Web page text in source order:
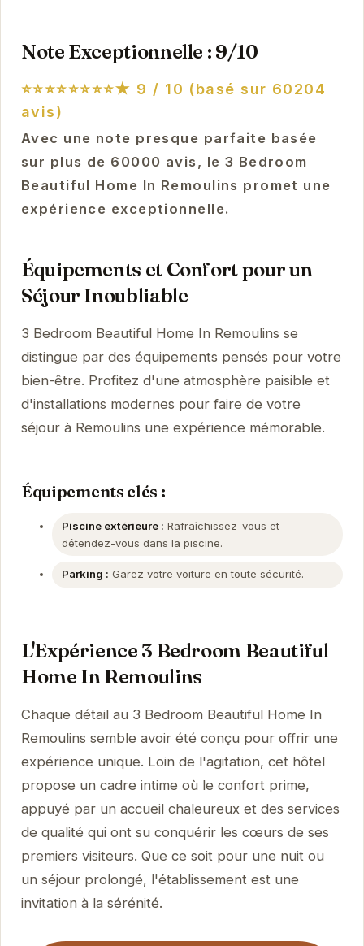
Note Exceptionnelle : 9/10
⭐⭐⭐⭐⭐⭐⭐⭐★ 9 / 10 (basé sur 60204
avis)
Avec une note presque parfaite basée
sur plus de 60000 avis, le 3 Bedroom
Beautiful Home In Remoulins promet une
expérience exceptionnelle.
Équipements et Confort pour un
Séjour Inoubliable
3 Bedroom Beautiful Home In Remoulins se
distingue par des équipements pensés pour votre
bien-être. Profitez d'une atmosphère paisible et
d'installations modernes pour faire de votre
séjour à Remoulins une expérience mémorable.
Équipements clés :
Piscine extérieure : Rafraîchissez-vous et
détendez-vous dans la piscine.
Parking : Garez votre voiture en toute sécurité.
L'Expérience 3 Bedroom Beautiful
Home In Remoulins
Chaque détail au 3 Bedroom Beautiful Home In
Remoulins semble avoir été conçu pour offrir une
expérience unique. Loin de l'agitation, cet hôtel
propose un cadre intime où le confort prime,
appuyé par un accueil chaleureux et des services
de qualité qui ont su conquérir les cœurs de ses
premiers visiteurs. Que ce soit pour une nuit ou
un séjour prolongé, l'établissement est une
invitation à la sérénité.